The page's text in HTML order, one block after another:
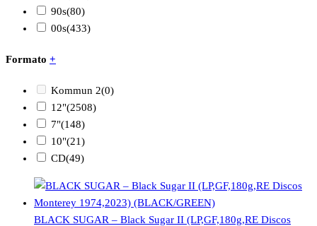
90s(80)
00s(433)
Formato +
Kommun 2(0)
12"(2508)
7"(148)
10"(21)
CD(49)
BLACK SUGAR – Black Sugar II (LP,GF,180g,RE Discos